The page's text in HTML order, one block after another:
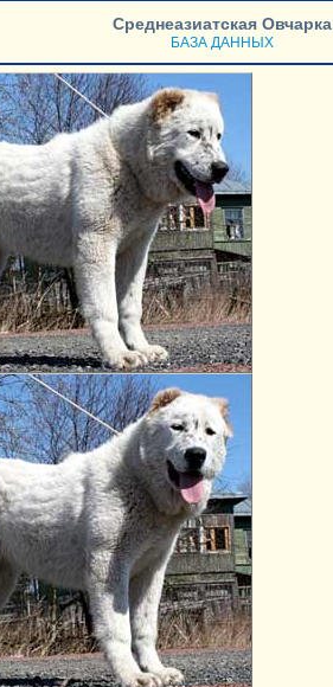
Среднеазиатская Овчарка
БАЗА ДАННЫХ